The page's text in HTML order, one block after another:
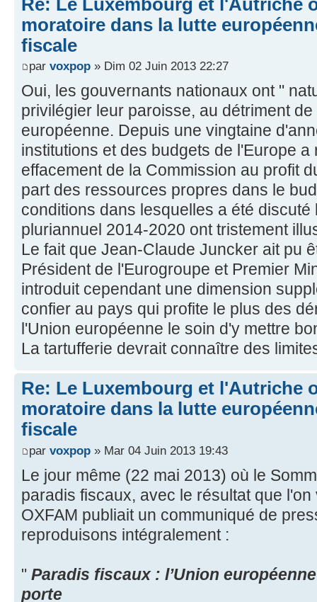
moratoire dans la lutte
fiscale
par voxpop » Dim 02 Juin 2013 22:27
Oui, les gouvernants nationaux ont "
privilégier leur paroisse, au détriment
européenne. Depuis une vingtaine
institutions et des budgets de l'Europe
effacement de la Commission au profit
part des ressources propres dans le
conditions dans lesquelles a été discuté
pluriannuel 2014-2020 ont tristement
Le fait que Jean-Claude Juncker ait pu
Président de l'Eurogroupe et Premier
introduit cependant une dimension
confier au pays qui profite le plus des
l'Union européenne le soin d'y mettre
La tartufferie devrait connaître des
Re: Le Luxembourg et l'Autriche
moratoire dans la lutte
fiscale
par voxpop » Mar 04 Juin 2013 19:43
Le jour même (22 mai 2013) où le
paradis fiscaux, avec le résultat que l'on
OXFAM publiait un communiqué de
reproduisons intégralement :
" Paradis fiscaux : l’Union
porte